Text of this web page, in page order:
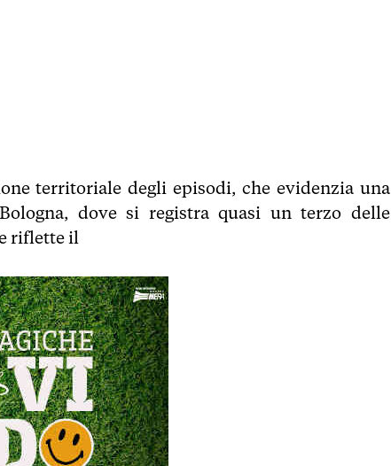
territoriale degli episodi, che evidenzia una
dove si registra quasi un terzo delle
riflette il